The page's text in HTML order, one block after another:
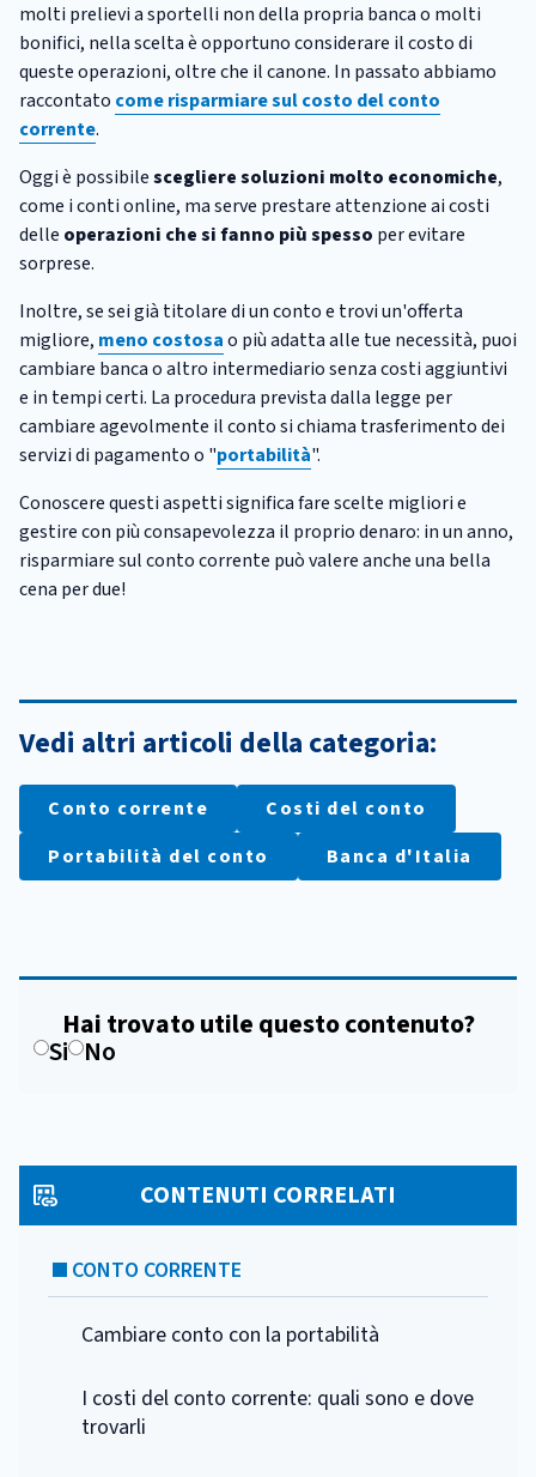
molti prelievi a sportelli non della propria banca o molti
bonifici, nella scelta è opportuno considerare il costo di
queste operazioni, oltre che il canone. In passato abbiamo
raccontato come risparmiare sul costo del conto
corrente.
Oggi è possibilescegliere soluzioni molto economiche,
come i conti online, ma serve prestare attenzione ai costi
delle operazioni che si fanno più spesso per evitare
sorprese.
Inoltre, se sei già titolare di un conto e trovi un'offerta
migliore, meno costosao più adatta alle tue necessità, puoi
cambiare banca o altro intermediario senza costi aggiuntivi
e in tempi certi. La procedura prevista dalla legge per
cambiare agevolmente il conto si chiama trasferimento dei
servizi di pagamento o "portabilità".
Conoscere questi aspetti significa fare scelte migliori e
gestire con più consapevolezza il proprio denaro: in un anno,
risparmiare sul conto corrente può valere anche una bella
cena per due!
Vedi altri articoli della categoria:
Conto corrente
Costi del conto
Portabilità del conto
Banca d'Italia
Hai trovato utile questo contenuto?
Si No
CONTENUTI CORRELATI
CONTO CORRENTE
Cambiare conto con la portabilità
I costi del conto corrente: quali sono e dove
trovarli